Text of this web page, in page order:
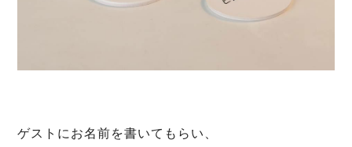
ゲストにお名前を書いてもらい、